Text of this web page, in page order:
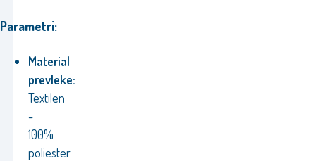
Parametri:
Material
prevleke:
Textilen
-
100%
poliester